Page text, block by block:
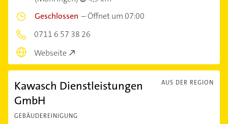
Geschlossen –Öffnet um 07:00
0711 6 57 38 26
Webseite
AUS DER REGION
Kawasch Dienstleistungen
GmbH
GEBÄUDEREINIGUNG